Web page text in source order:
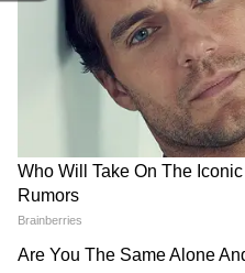
'डॉक्टर कहलाने के लायक नहीं'... रेप